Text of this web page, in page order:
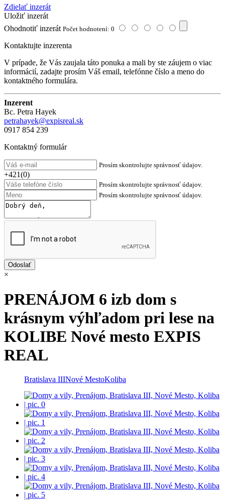
Zdielať inzerát
Uložiť inzerát
Ohodnotiť inzerát Počet hodnotení: 0
Kontaktujte inzerenta
V prípade, že Vás zaujala táto ponuka a mali by ste záujem o viac
informácií, zadajte prosím Váš email, telefónne číslo a meno do
kontaktného formulára.
Inzerent
Bc. Petra Hayek
petrahayek@expisreal.sk
0917 854 239
Kontaktný formulár
Prosím skontrolujte správnosť údajov.
+421(0)
Prosím skontrolujte správnosť údajov.
Prosím skontrolujte správnosť údajov.
×
PRENÁJOM 6 izb dom s
krásnym výhľadom pri lese na
KOLIBE Nové mesto EXPIS
REAL
Bratislava IIINové MestoKoliba